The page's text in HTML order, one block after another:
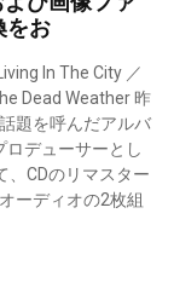
をお
In The City ／
Dead Weather 昨
題を呼んだアルバ
デューサーとし
、CDのリマスター
ーディオの2枚組